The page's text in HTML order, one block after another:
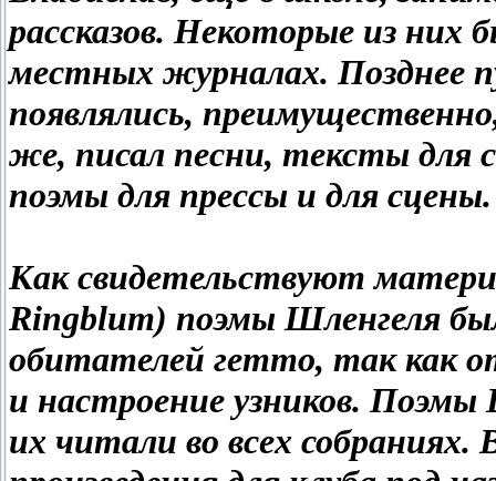
рассказов. Некоторые из них
местных журналах. Позднее
появлялись,
же, писал песни, тексты для
поэмы для прессы и для сцены.
Как свидетельствуют
Ringblum) поэмы Шленгеля
обитателей гетто, так как
и настроение узников. Поэмы
их читали во всех собраниях.